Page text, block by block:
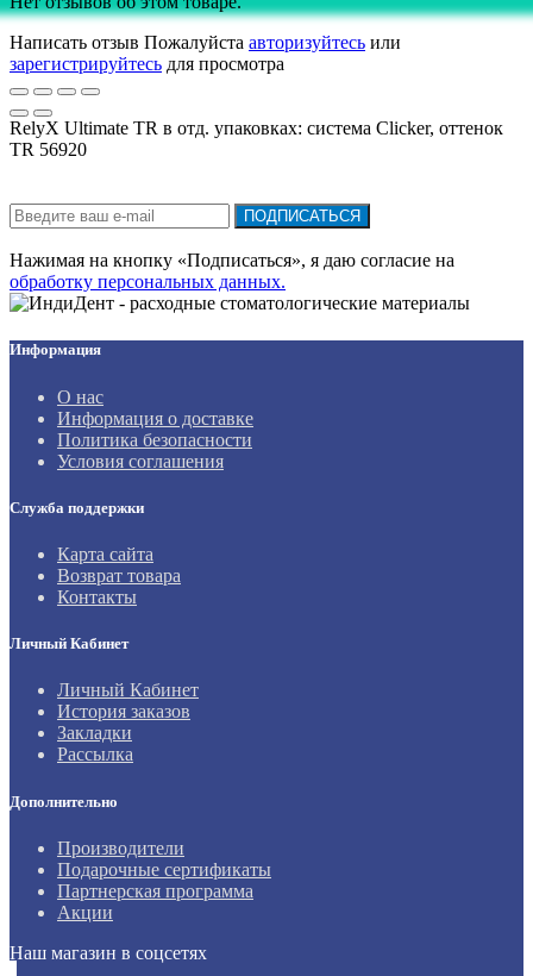
Написать отзыв Пожалуйста авторизуйтесь или
зарегистрируйтесь для просмотра
RelyX Ultimate TR в отд. упаковках: система Clicker, оттенок
TR 56920
ПОДПИСАТЬСЯ
Нажимая на кнопку «Подписаться», я даю cогласие на
обработку персональных данных.
Информация
О нас
Информация о доставке
Политика безопасности
Условия соглашения
Служба поддержки
Карта сайта
Возврат товара
Контакты
Личный Кабинет
Личный Кабинет
История заказов
Закладки
Рассылка
Дополнительно
Производители
Подарочные сертификаты
Партнерская программа
Акции
Наш магазин в соцсетях